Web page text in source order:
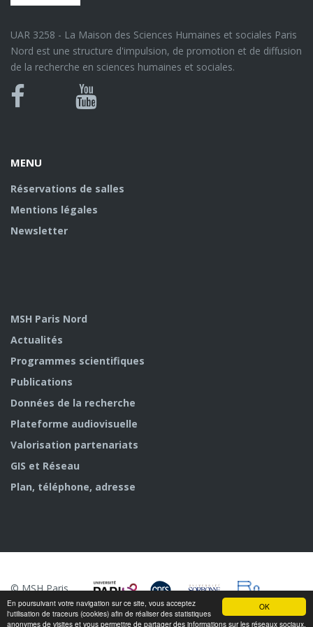
OK
En poursuivant votre navigation sur ce site, vous acceptez
l'utilisation de traceurs (cookies) afin de réaliser des statistiques
anonymes de visites et vous permettre de partager des informations sur les réseaux sociaux.
UAR 3258 - La Maison des Sciences Humaines et sociales Paris
Nord est une structure d'impulsion, de promotion et de diffusion
de la recherche en sciences humaines et sociales.
Bluesky
Canal
MENU
Réservations de salles
Mentions légales
Newsletter
MSH Paris Nord
Actualités
Programmes scientifiques
Publications
Données de la recherche
Plateforme audiovisuelle
Valorisation partenariats
GIS et Réseau
Plan, téléphone, adresse
© MSH Paris
Nord